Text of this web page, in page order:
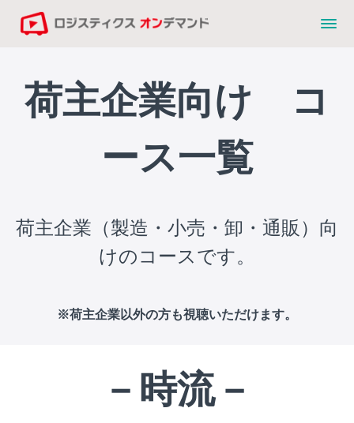
荷主企業向け コ
ース一覧
荷主企業（製造・小売・卸・通販）向
けのコースです。
※荷主企業以外の方も視聴いただけます。
－時流－